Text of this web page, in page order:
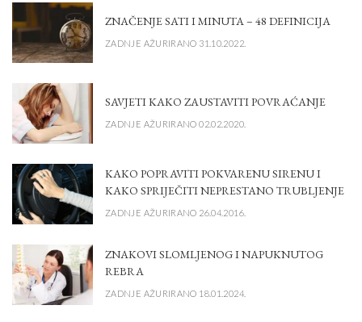
ZNAČENJE SATI I MINUTA – 48 DEFINICIJA
ZADNJE AŽURIRANO 31.10.2022.
SAVJETI KAKO ZAUSTAVITI POVRAĆANJE
ZADNJE AŽURIRANO 02.02.2020.
KAKO POPRAVITI POKVARENU SIRENU I
KAKO SPRIJEČITI NEPRESTANO TRUBLJENJE
ZADNJE AŽURIRANO 26.04.2016.
ZNAKOVI SLOMLJENOG I NAPUKNUTOG
REBRA
ZADNJE AŽURIRANO 18.01.2024.